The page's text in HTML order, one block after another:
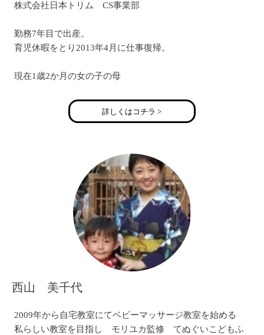
株式会社日本トリム CS事業部
勤務7年目で出産。
育児休暇をとり2013年4月に仕事復帰。
現在1歳2か月の女の子の母
詳しくはコチラ >
西山 美千代
2009年から自宅教室にてベビーマッサージ教室を始める
私らしい教室を目指し モリユカ監修 てぬぐいこどもふ